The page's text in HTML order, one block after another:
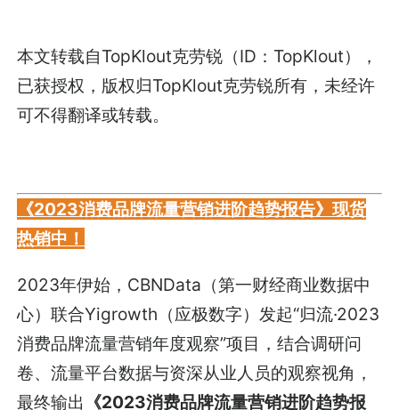
本文转载自TopKlout克劳锐（ID：TopKlout），
已获授权，版权归TopKlout克劳锐所有，未经许
可不得翻译或转载。
《2023消费品牌流量营销进阶趋势报告》现货
热销中！
2023年伊始，CBNData（第一财经商业数据中
心）联合Yigrowth（应极数字）发起“归流·2023
消费品牌流量营销年度观察”项目，结合调研问
卷、流量平台数据与资深从业人员的观察视角，
最终输出 《2023消费品牌流量营销进阶趋势报